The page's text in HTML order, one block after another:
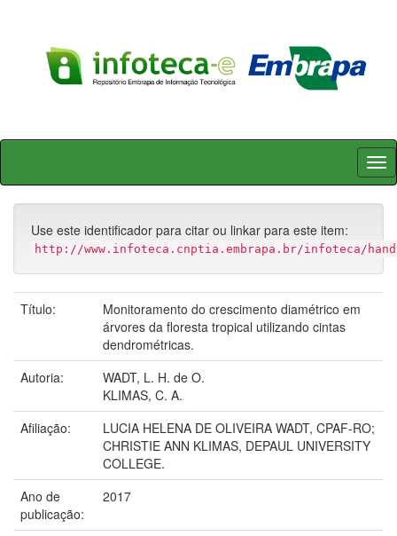
Skip
Use este identificador para citar ou linkar para este item:
http://www.infoteca.cnptia.embrapa.br/infoteca/
Título:
Monitoramento do crescimento diamétrico em
árvores da floresta tropical utilizando cintas
dendrométricas.
Autoria:
WADT, L. H. de O.
KLIMAS, C. A.
Afiliação:
LUCIA HELENA DE OLIVEIRA WADT, CPAF-RO;
CHRISTIE ANN KLIMAS, DEPAUL UNIVERSITY
COLLEGE.
Ano de
publicação:
2017